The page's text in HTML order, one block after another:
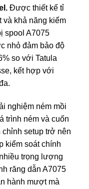
Được thiết kế tỉ
và khả năng kiểm
spool A7075
nhỏ đảm bảo độ
so với Tatula
kết hợp với
nghiệm ném mồi
trình ném và cuốn
setup trở nên
kiểm soát chính
trọng lượng
răng dẫn A7075
hành mượt mà